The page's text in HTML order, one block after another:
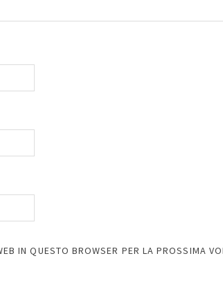
IN QUESTO BROWSER PER LA PROSSIMA